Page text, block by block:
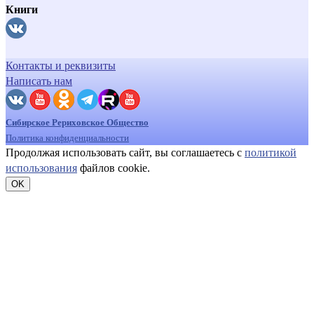
Книги
Контакты и реквизиты
Написать нам
Сибирское Рериховское Общество
Политика конфиденциальности
Продолжая использовать сайт, вы соглашаетесь с политикой
использования файлов cookie.
OK